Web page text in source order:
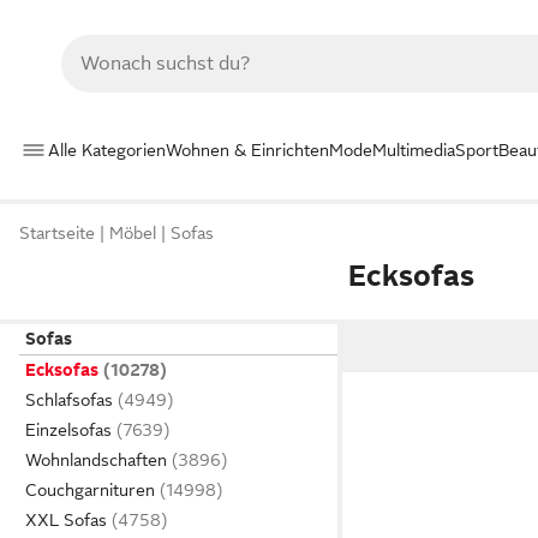
Alle KategorienWohnen & EinrichtenModeMultimediaSport
Startseite Möbel Sofas
Ecksofas
Sofas
Ecksofas
Schlafsofas
Einzelsofas
Wohnlandschaften
Couchgarnituren
XXL Sofas